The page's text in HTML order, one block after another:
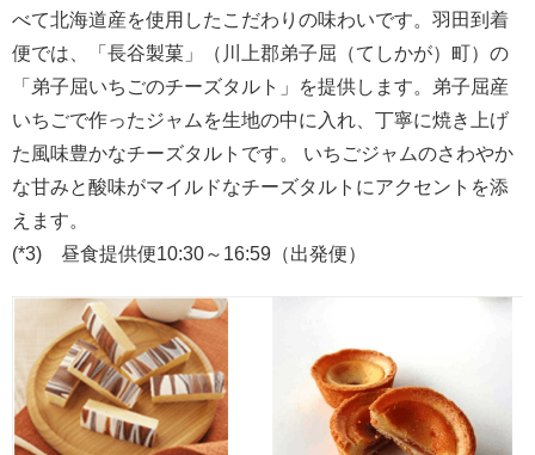
べて北海道産を使用したこだわりの味わいです。羽田到着
便では、「長谷製菓」（川上郡弟子屈（てしかが）町）の
「弟子屈いちごのチーズタルト」を提供します。弟子屈産
いちごで作ったジャムを生地の中に入れ、丁寧に焼き上げ
た風味豊かなチーズタルトです。 いちごジャムのさわやか
な甘みと酸味がマイルドなチーズタルトにアクセントを添
えます。
(*3) 昼食提供便10:30～16:59（出発便）